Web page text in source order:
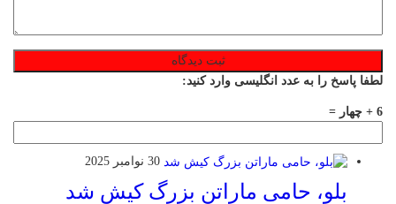
لطفا پاسخ را به عدد انگلیسی وارد کنید:
6 + چهار =
30 نوامبر 2025
بلو، حامی ماراتن بزرگ کیش شد